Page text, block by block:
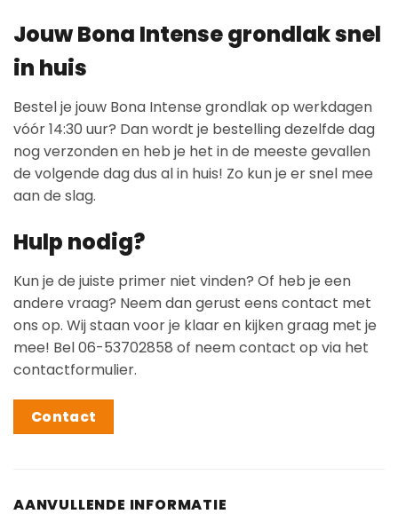
Jouw Bona Intense grondlak snel
in huis
Bestel je jouw Bona Intense grondlak op werkdagen
vóór 14:30 uur? Dan wordt je bestelling dezelfde dag
nog verzonden en heb je het in de meeste gevallen
de volgende dag dus al in huis! Zo kun je er snel mee
aan de slag.
Hulp nodig?
Kun je de juiste primer niet vinden? Of heb je een
andere vraag? Neem dan gerust eens contact met
ons op. Wij staan voor je klaar en kijken graag met je
mee! Bel 06-53702858 of neem contact op via het
contactformulier.
Contact
AANVULLENDE INFORMATIE